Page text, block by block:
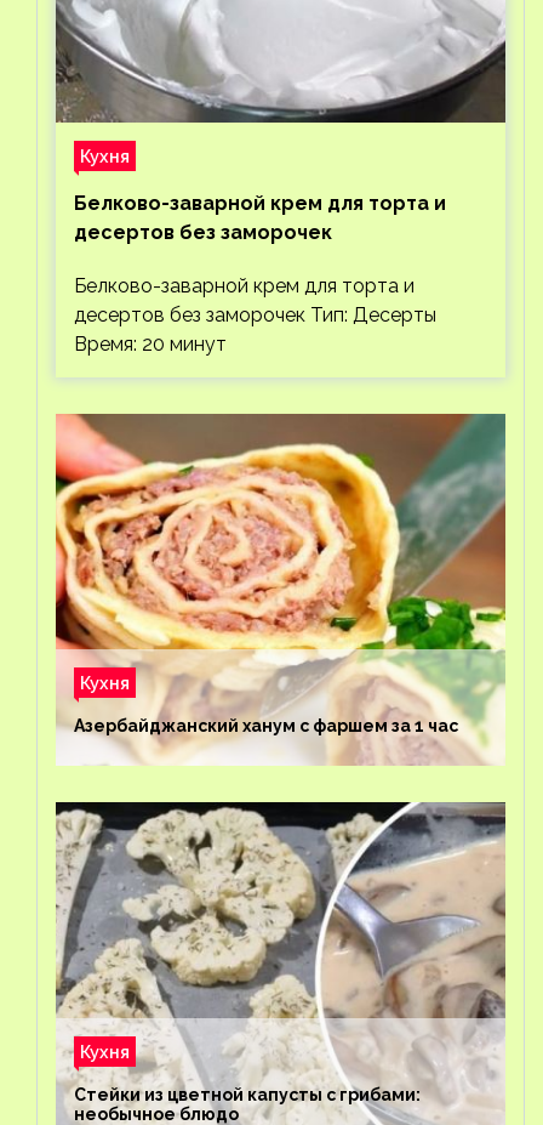
Кухня
Белково-заварной крем для торта и
десертов без заморочек
Белково-заварной крем для торта и
десертов без заморочек Тип: Десерты
Время: 20 минут
Кухня
Азербайджанский ханум с фаршем за 1 час
Кухня
Стейки из цветной капусты с грибами:
необычное блюдо